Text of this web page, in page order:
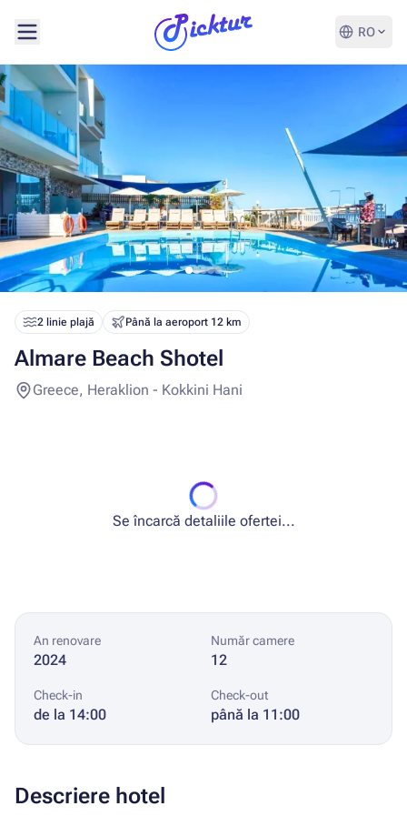
RO
2 linie plajă Până la aeroport 12 km
Almare Beach Shotel
Greece, Heraklion - Kokkini Hani
Se încarcă detaliile ofertei...
An renovare
2024
Număr camere
12
Check-in
de la 14:00
Check-out
până la 11:00
Descriere hotel